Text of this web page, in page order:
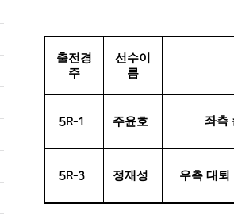
출전경
주
선수이
름
5R-1 주윤호 좌측
5R-3 정재성 우측 대퇴